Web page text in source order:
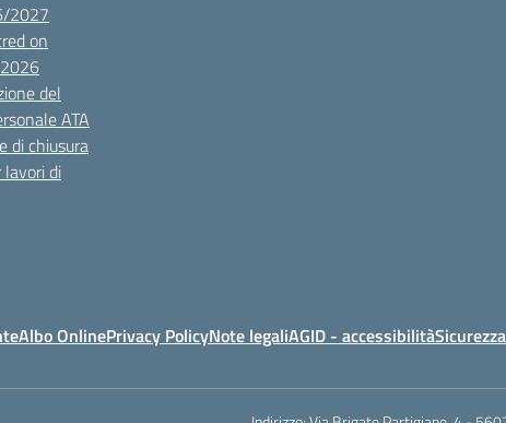
2027
on
del
ATA
di chiusura
lavori di
Albo OnlinePrivacy PolicyNote legaliAGID - accessibilitàSicurezza